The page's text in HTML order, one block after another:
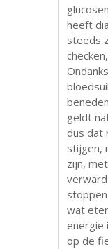
heeft
steeds
geldt
dus dat
stijgen,
zijn,
wat
energie
op de